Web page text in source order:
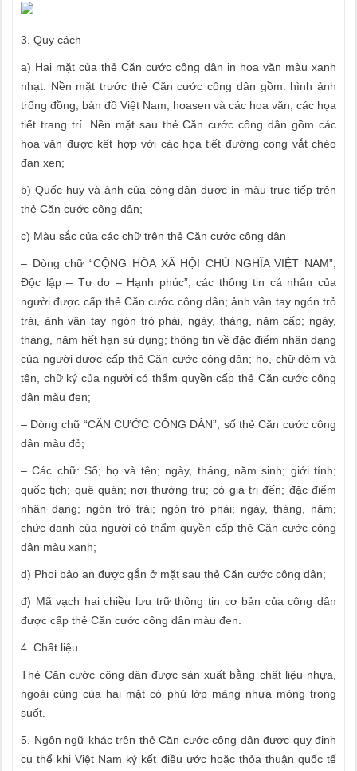
3. Quy cách
a) Hai mặt của thẻ Căn cước công dân in hoa văn màu xanh
nhạt. Nền mặt trước thẻ Căn cước công dân gồm: hình ảnh
trống đồng, bản đồ Việt Nam, hoasen và các hoa văn, các họa
tiết trang trí. Nền mặt sau thẻ Căn cước công dân gồm các
hoa văn được kết hợp với các họa tiết đường cong vắt chéo
đan xen;
b) Quốc huy và ảnh của công dân được in màu trực tiếp trên
thẻ Căn cước công dân;
c) Màu sắc của các chữ trên thẻ Căn cước công dân
– Dòng chữ “CỘNG HÒA XÃ HỘI CHỦ NGHĨA VIỆT NAM”,
Độc lập – Tự do – Hạnh phúc”; các thông tin cá nhân của
người được cấp thẻ Căn cước công dân; ảnh vân tay ngón trỏ
trái, ảnh vân tay ngón trỏ phải, ngày, tháng, năm cấp; ngày,
tháng, năm hết hạn sử dụng; thông tin về đặc điểm nhân dạng
của người được cấp thẻ Căn cước công dân; họ, chữ đệm và
tên, chữ ký của người có thẩm quyền cấp thẻ Căn cước công
dân màu đen;
– Dòng chữ “CĂN CƯỚC CÔNG DÂN”, số thẻ Căn cước công
dân màu đỏ;
– Các chữ: Số; họ và tên; ngày, tháng, năm sinh; giới tính;
quốc tịch; quê quán; nơi thường trú; có giá trị đến; đặc điểm
nhân dạng; ngón trỏ trái; ngón trỏ phải; ngày, tháng, năm;
chức danh của người có thẩm quyền cấp thẻ Căn cước công
dân màu xanh;
d) Phoi bảo an được gắn ở mặt sau thẻ Căn cước công dân;
đ) Mã vạch hai chiều lưu trữ thông tin cơ bản của công dân
được cấp thẻ Căn cước công dân màu đen.
4. Chất liệu
Thẻ Căn cước công dân được sản xuất bằng chất liệu nhựa,
ngoài cùng của hai mặt có phủ lớp màng nhựa mỏng trong
suốt.
5. Ngôn ngữ khác trên thẻ Căn cước công dân được quy định
cụ thể khi Việt Nam ký kết điều ước hoặc thỏa thuận quốc tế